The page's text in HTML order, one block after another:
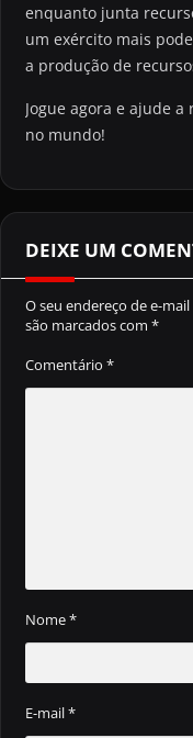
enquanto junta
um exército mais
a produção de
Jogue agora e ajude
no mundo!
DEIXE UM
O seu endereço de e-
são marcados com *
Comentário *
Nome*
E-mail*